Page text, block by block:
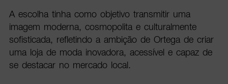
A escolha tinha como objetivo transmitir uma
imagem moderna, cosmopolita e culturalmente
sofisticada, refletindo a ambição de Ortega de criar
uma loja de moda inovadora, acessível e capaz de
se destacar no mercado local.